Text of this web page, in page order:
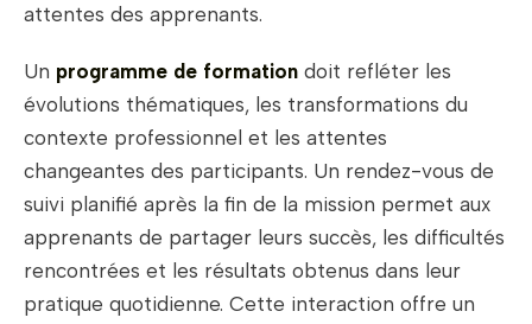
attentes des apprenants.
Un programme de formation doit refléter les
évolutions thématiques, les transformations du
contexte professionnel et les attentes
changeantes des participants. Un rendez-vous de
suivi planifié après la fin de la mission permet aux
apprenants de partager leurs succès, les difficultés
rencontrées et les résultats obtenus dans leur
pratique quotidienne. Cette interaction offre un